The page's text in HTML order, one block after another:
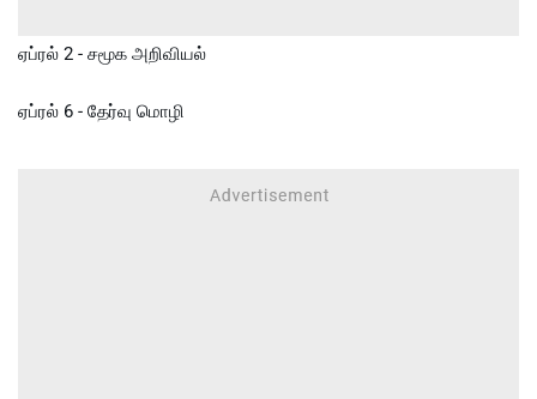
ஏப்ரல் 2 - சமூக அறிவியல்
ஏப்ரல் 6 - தேர்வு மொழி